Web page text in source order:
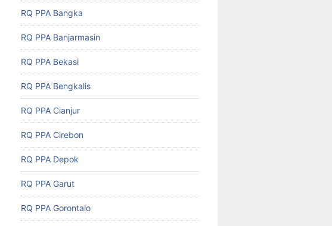
RQ PPA Bangka
RQ PPA Banjarmasin
RQ PPA Bekasi
RQ PPA Bengkalis
RQ PPA Cianjur
RQ PPA Cirebon
RQ PPA Depok
RQ PPA Garut
RQ PPA Gorontalo